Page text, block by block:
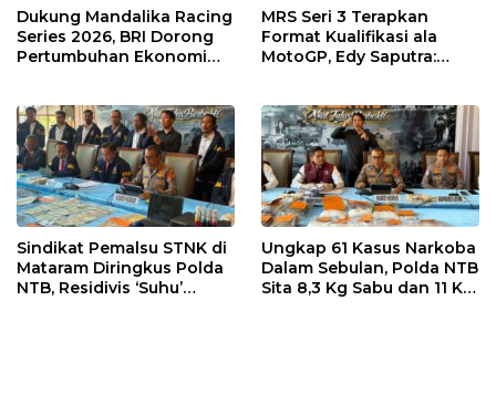
Dukung Mandalika Racing
Series 2026, BRI Dorong
Pertumbuhan Ekonomi
MRS Seri 3 Terapkan
Format Kualifikasi ala
MotoGP, Edy Saputra:
Sindikat Pemalsu STNK di
Mataram Diringkus Polda
NTB, Residivis ‘Suhu’
Ungkap 61 Kasus Narkoba
Dalam Sebulan, Polda NTB
Sita 8,3 Kg Sabu dan 11 Kg